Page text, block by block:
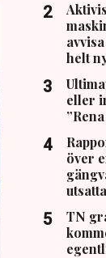
helt
eller
över
TN